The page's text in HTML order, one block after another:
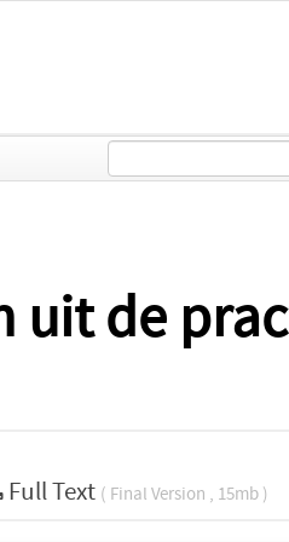
uit de
Full Text ( Final Version , 15mb )